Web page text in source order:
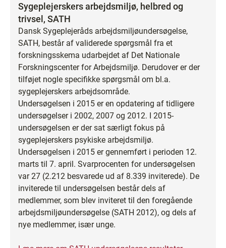
Sygeplejerskers arbejdsmiljø, helbred og
trivsel, SATH
Dansk Sygeplejeråds arbejdsmiljøundersøgelse,
SATH, består af validerede spørgsmål fra et
forskningsskema udarbejdet af Det Nationale
Forskningscenter for Arbejdsmiljø. Derudover er der
tilføjet nogle specifikke spørgsmål om bl.a.
sygeplejerskers arbejdsområde.
Undersøgelsen i 2015 er en opdatering af tidligere
undersøgelser i 2002, 2007 og 2012. I 2015-
undersøgelsen er der sat særligt fokus på
sygeplejerskers psykiske arbejdsmiljø.
Undersøgelsen i 2015 er gennemført i perioden 12.
marts til 7. april. Svarprocenten for undersøgelsen
var 27 (2.212 besvarede ud af 8.339 inviterede). De
inviterede til undersøgelsen består dels af
medlemmer, som blev inviteret til den foregående
arbejdsmiljøundersøgelse (SATH 2012), og dels af
nye medlemmer, især unge.